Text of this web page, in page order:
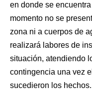
en donde se
momento no se
zona ni a cuerpos de
realizará labores de
situación, atendiendo
contingencia una vez
sucedieron los hechos.